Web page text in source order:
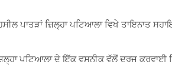
ਪਾਤੜਾਂ ਜ਼ਿਲ੍ਹਾ ਪਟਿਆਲਾ ਵਿਖੇ
ਪਟਿਆਲਾ ਦੇ ਇੱਕ ਵਸਨੀਕ ਵੱਲੋਂ ਦਰਜ ਕਰਵਾਈ